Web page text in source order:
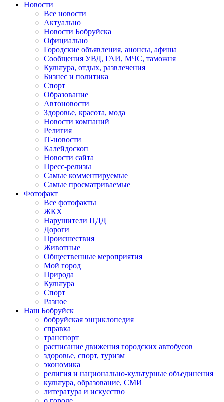
Новости
Все новости
Актуально
Новости Бобруйска
Официально
Городские объявления, анонсы, афиша
Сообщения УВД, ГАИ, МЧС, таможня
Культура, отдых, развлечения
Бизнес и политика
Спорт
Образование
Автоновости
Здоровье, красота, мода
Новости компаний
Религия
IT-новости
Калейдоскоп
Новости сайта
Пресс-релизы
Самые комментируемые
Самые просматриваемые
Фотофакт
Все фотофакты
ЖКХ
Нарушители ПДД
Дороги
Происшествия
Животные
Общественные мероприятия
Мой город
Природа
Культура
Спорт
Разное
Наш Бобруйск
бобруйская энциклопедия
справка
транспорт
расписание движения городских автобусов
здоровье, спорт, туризм
экономика
религия и национально-культурные объединения
культура, образование, СМИ
литература и искусство